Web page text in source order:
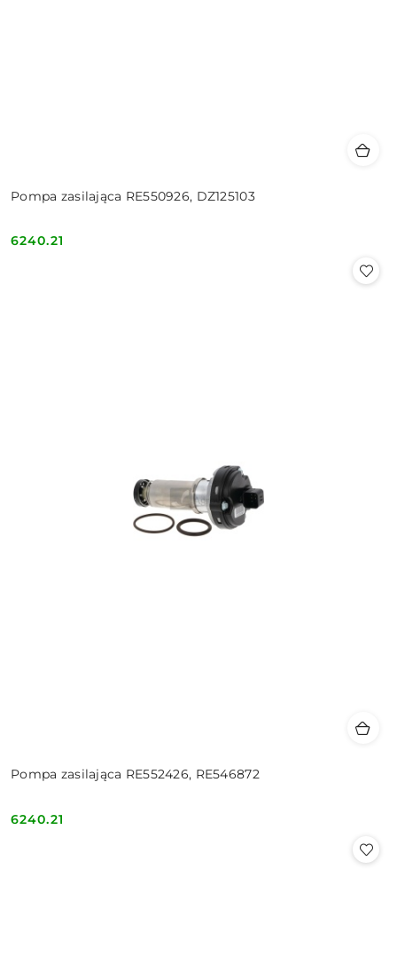
Pompa zasilająca RE550926, DZ125103
Cena:
6240.21
Pompa zasilająca RE552426, RE546872
Cena:
6240.21